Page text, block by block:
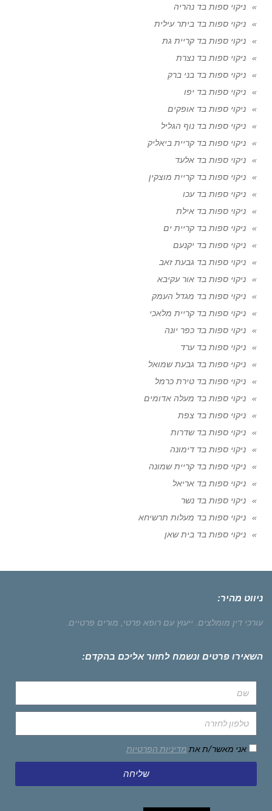
ניקוי ספות בד נהריה
ניקוי ספות בד ביתר עילית
ניקוי ספות בד קריית גת
ניקוי ספות בד נצרת
ניקוי ספות בד בני ברק
ניקוי ספות בד יפו
ניקוי ספות בד אופקים
ניקוי ספות בד נוף הגליל
ניקוי ספות בד קריית ביאליק
ניקוי ספות בד אלעד
ניקוי ספות בד קריית מוצקין
ניקוי ספות בד עכו
ניקוי ספות בד אילת
ניקוי ספות בד קריית ים
ניקוי ספות בד יקנעם
ניקוי ספות בד גבעת זאב
ניקוי ספות בד אור עקיבא
ניקוי ספות בד מגדל העמק
ניקוי ספות בד קריית מלאכי
ניקוי ספות בד כפר יונה
ניקוי ספות בד ערד
ניקוי ספות בד גבעת שמואל
ניקוי ספות בד טירת כרמל
ניקוי ספות בד מעלה אדומים
ניקוי ספות בד צפת
ניקוי ספות בד שדרות
ניקוי ספות בד דימונה
ניקוי ספות בד קריית שמונה
ניקוי ספות בד אריאל
ניקוי ספות בד נשר
ניקוי ספות בד מעלות תרשיחא
ניקוי ספות בד בית שאן
ניווט מהיר:
עורכי דין מומלצים. ייעוץ עם רופא פרטי, מורים פרטיים.
השאירו פרטים ונשמח לחזור אליכם בהקדם:
אני מאשר/ת את מדיניות הפרטיות
שליחה